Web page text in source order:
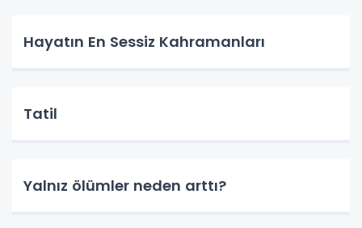
Hayatın En Sessiz Kahramanları
Tatil
Yalnız ölümler neden arttı?